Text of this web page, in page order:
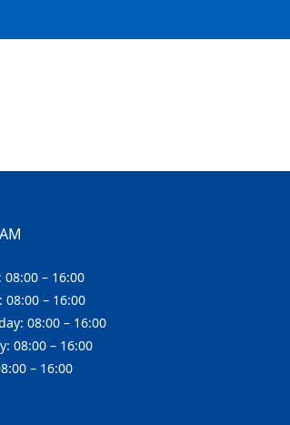
08:00 – 16:00
08:00 – 16:00
08:00 – 16:00
08:00 – 16:00
– 16:00